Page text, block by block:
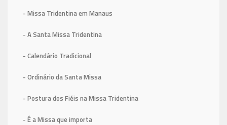
- Missa Tridentina em Manaus
- A Santa Missa Tridentina
- Calendário Tradicional
- Ordinário da Santa Missa
- Postura dos Fiéis na Missa Tridentina
- É a Missa que importa